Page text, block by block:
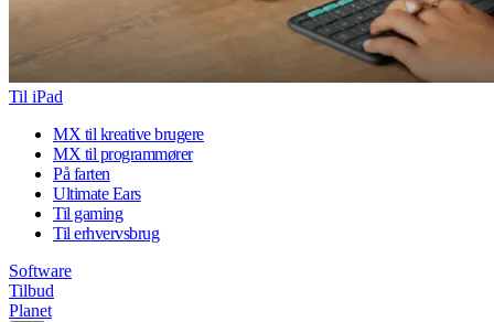
Til iPad
MX til kreative brugere
MX til programmører
På farten
Ultimate Ears
Til gaming
Til erhvervsbrug
Software
Tilbud
Planet